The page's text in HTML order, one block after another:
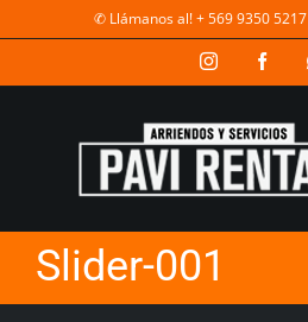
✆ Llámanos al! + 569 9350 5217
Slider-001